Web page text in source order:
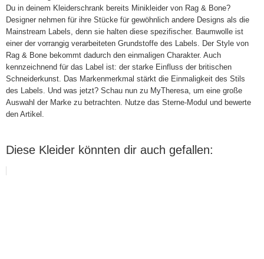
Du in deinem Kleiderschrank bereits Minikleider von Rag & Bone?
Designer nehmen für ihre Stücke für gewöhnlich andere Designs als die
Mainstream Labels, denn sie halten diese spezifischer. Baumwolle ist
einer der vorrangig verarbeiteten Grundstoffe des Labels. Der Style von
Rag & Bone bekommt dadurch den einmaligen Charakter. Auch
kennzeichnend für das Label ist: der starke Einfluss der britischen
Schneiderkunst. Das Markenmerkmal stärkt die Einmaligkeit des Stils
des Labels. Und was jetzt? Schau nun zu MyTheresa, um eine große
Auswahl der Marke zu betrachten. Nutze das Sterne-Modul und bewerte
den Artikel.
Diese Kleider könnten dir auch gefallen: